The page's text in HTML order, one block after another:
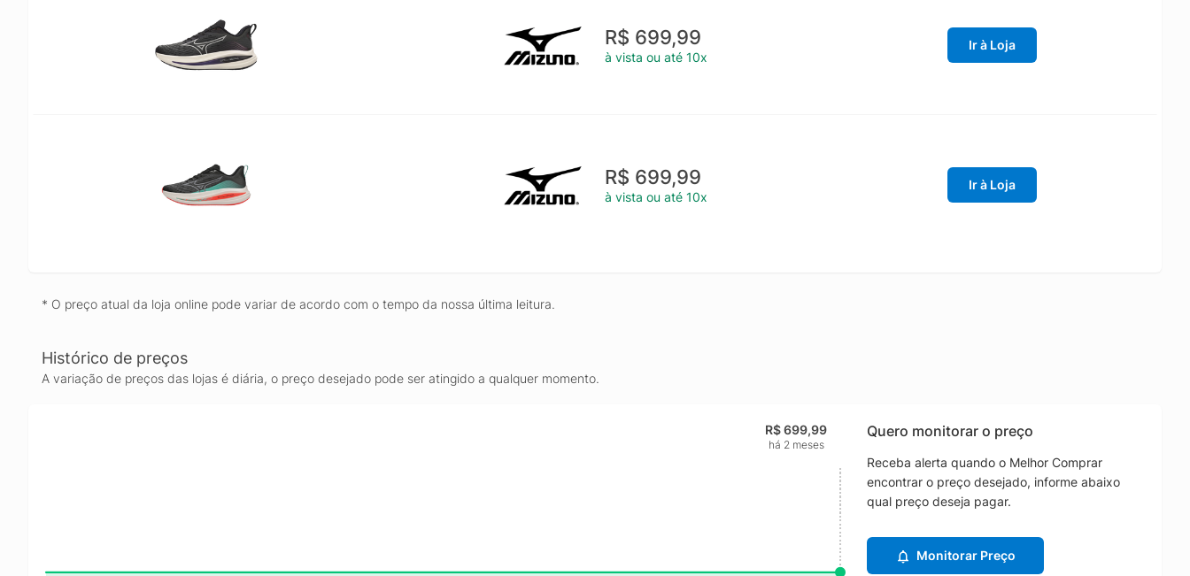
R$ 699,99
à vista ou até 10x
Ir à Loja
R$ 699,99
à vista ou até 10x
Ir à Loja
* O preço atual da loja online pode variar de acordo com o tempo da nossa última leitura.
Histórico de preços
A variação de preços das lojas é diária, o preço desejado pode ser atingido a qualquer momento.
R$ 699,99
há 2 meses
Quero monitorar o preço
Receba alerta quando o Melhor Comprar
encontrar o preço desejado, informe abaixo
qual preço deseja pagar.
Monitorar Preço